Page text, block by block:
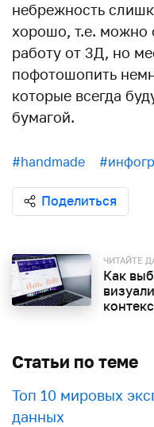
небрежность
хорошо, т.е. можно
работу от 3Д, но
пофотошопить
которые всегда
бумагой.
#handmade
Поделиться
ЧИТАЙТЕ
Как
Статьи по теме
Топ 10 мировых
данных